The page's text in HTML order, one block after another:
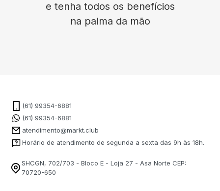
e tenha todos os benefícios
na palma da mão
(61) 99354-6881
(61) 99354-6881
atendimento@markt.club
Horário de atendimento de segunda a sexta das 9h às 18h.
SHCGN, 702/703 - Bloco E - Loja 27 - Asa Norte CEP:
70720-650